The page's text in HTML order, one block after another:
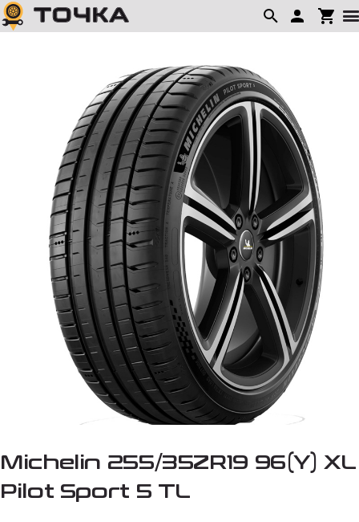
Michelin 255/35ZR19 96(Y) XL
Pilot Sport 5 TL